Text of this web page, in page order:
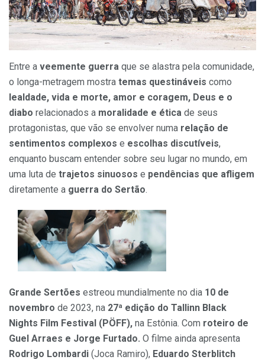
Entre a veemente guerra que se alastra pela comunidade,
o longa-metragem mostra temas questináveis como
lealdade, vida e morte, amor e coragem, Deus e o
diabo relacionados a moralidade e ética de seus
protagonistas, que vão se envolver numa relação de
sentimentos complexos e escolhas discutíveis,
enquanto buscam entender sobre seu lugar no mundo, em
uma luta de trajetos sinuosos e pendências que afligem
diretamente a guerra do Sertão.
Grande Sertões estreou mundialmente no dia 10 de
novembro de 2023, na 27ª edição do Tallinn Black
Nights Film Festival (PÖFF), na Estônia. Com roteiro de
Guel Arraes e Jorge Furtado. O filme ainda apresenta
Rodrigo Lombardi (Joca Ramiro), Eduardo Sterblitch